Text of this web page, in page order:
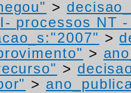
>
processos NT
>
>
>
>